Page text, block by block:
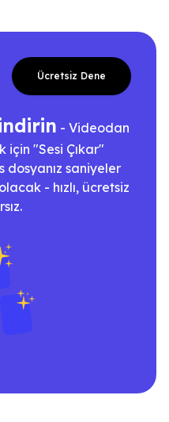
Ücretsiz Dene
- Videodan
için "Sesi Çıkar"
dosyanız saniyeler
- hızlı, ücretsiz